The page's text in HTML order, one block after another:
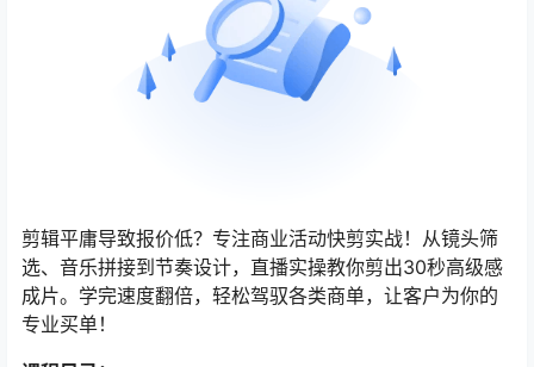
剪辑平庸导致报价低？专注商业活动快剪实战！从镜头筛
选、音乐拼接到节奏设计，直播实操教你剪出30秒高级感
成片。学完速度翻倍，轻松驾驭各类商单，让客户为你的
专业买单！